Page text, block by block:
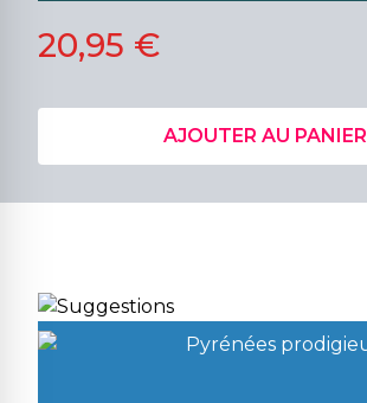
20,95 €
AJOUTER AU PANIER